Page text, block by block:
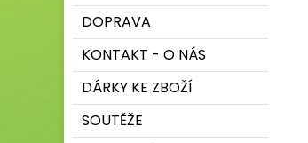
DOPRAVA
KONTAKT - O NÁS
DÁRKY KE ZBOŽÍ
SOUTĚŽE